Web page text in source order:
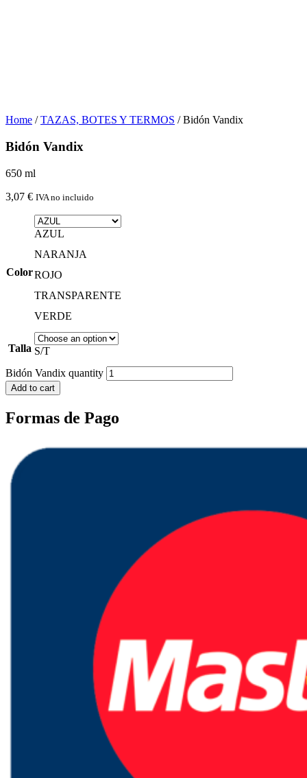
Home /TAZAS, BOTES Y TERMOS / Bidón Vandix
Bidón Vandix
650 ml
3,07 € IVA no incluido
Color
AZUL
NARANJA
ROJO
TRANSPARENTE
VERDE
Talla S/T
Bidón Vandix quantity
Add to cart
Formas de Pago